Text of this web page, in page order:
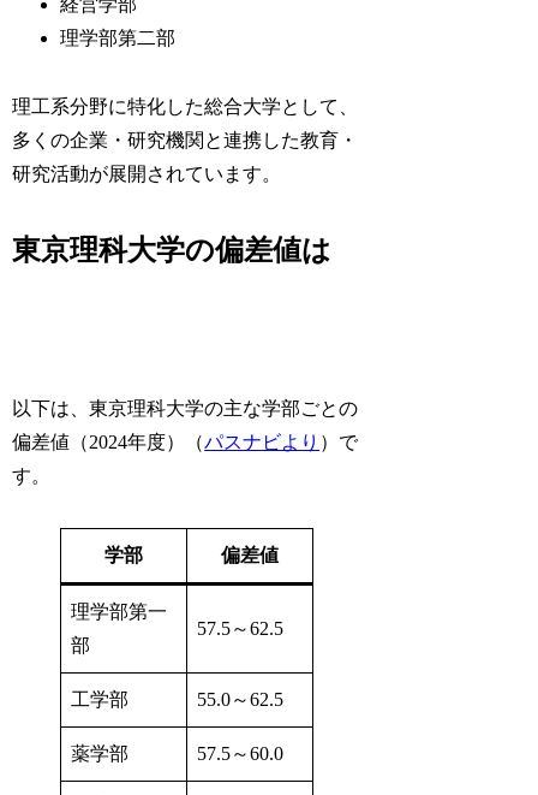
理学部第二部
理工系分野に特化した総合大学として、
多くの企業・研究機関と連携した教育・
研究活動が展開されています。
東京理科大学の偏差値は
以下は、東京理科大学の主な学部ごとの
偏差値（2024年度）（パスナビより ）で
す。
学部 偏差値
理学部第一
部
57.5～62.5
工学部 55.0～62.5
薬学部 57.5～60.0